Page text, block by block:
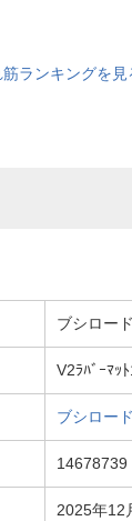
ランキングを見
ブシロー
V2ﾗﾊﾞｰﾏｯ
ブシロー
14678739
2025年12